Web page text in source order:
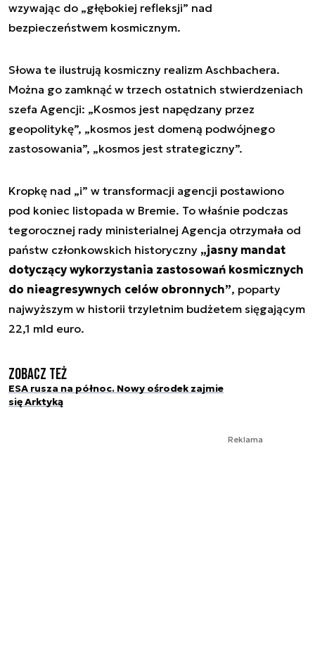
wzywając do „głębokiej refleksji” nad
bezpieczeństwem kosmicznym.
Słowa te ilustrują kosmiczny realizm Aschbachera.
Można go zamknąć w trzech ostatnich stwierdzeniach
szefa Agencji: „Kosmos jest napędzany przez
geopolitykę”, „kosmos jest domeną podwójnego
zastosowania”, „kosmos jest strategiczny”.
Kropkę nad „i” w transformacji agencji postawiono
pod koniec listopada w Bremie. To właśnie podczas
tegorocznej rady ministerialnej Agencja otrzymała od
państw członkowskich historyczny „jasny mandat
dotyczący wykorzystania zastosowań kosmicznych
do nieagresywnych celów obronnych”, poparty
najwyższym w historii trzyletnim budżetem sięgającym
22,1 mld euro.
Zobacz też
ESA rusza na północ. Nowy ośrodek zajmie
się Arktyką
Reklama